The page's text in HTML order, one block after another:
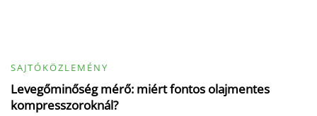
SAJTÓKÖZLEMÉNY
Levegőminőség mérő: miért fontos olajmentes
kompresszoroknál?